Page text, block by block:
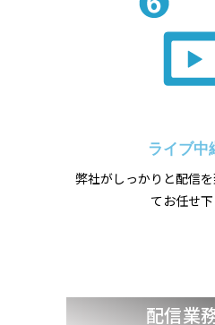
ライブ中
弊社がしっかりと配信
てお任せ下
配信業